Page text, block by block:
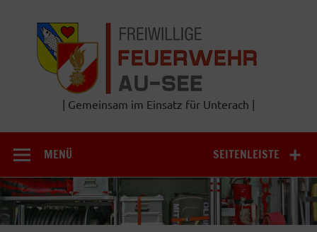
springen
| Gemeinsam im Einsatz für Unterach |
SEITENLEISTE
MENÜ